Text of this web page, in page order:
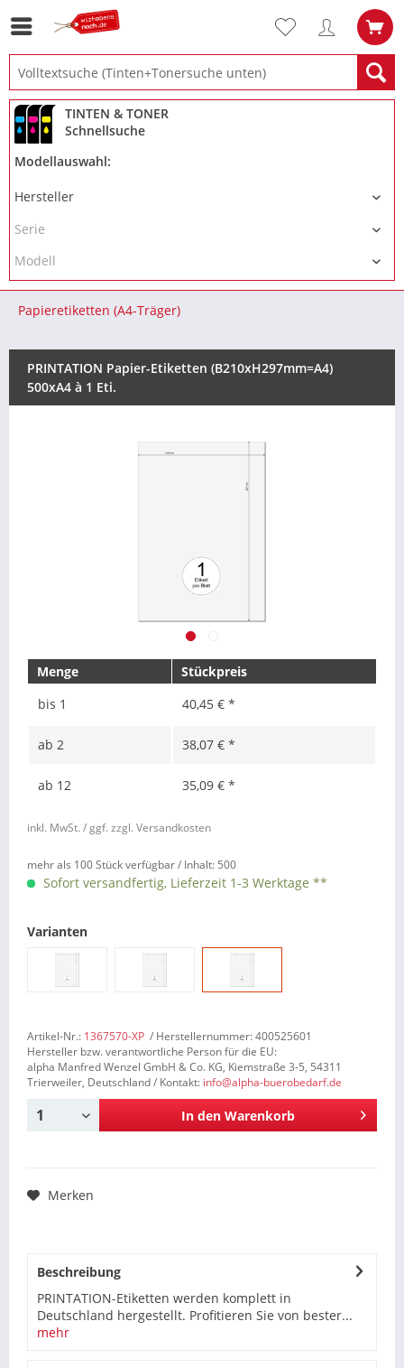
TINTEN & TONER
Schnellsuche
Modellauswahl:
Papieretiketten (A4-Träger)
PRINTATION Papier-Etiketten (B210xH297mm=A4)
500xA4 à 1 Eti.
Menge
Stückpreis
bis 1 40,45 € *
ab 2 38,07 € *
ab 12 35,09 € *
inkl. MwSt. / ggf. zzgl. Versandkosten
mehr als 100 Stück verfügbar / Inhalt: 500
Sofort versandfertig, Lieferzeit 1-3 Werktage **
Varianten
Artikel-Nr.: 1367570-XP / Herstellernummer: 400525601
Hersteller bzw. verantwortliche Person für die EU:
alpha Manfred Wenzel GmbH & Co. KG, Kiemstraße 3-5, 54311
Trierweiler, Deutschland / Kontakt: info@alpha-buerobedarf.de
In den Warenkorb
Merken
Beschreibung
PRINTATION-Etiketten werden komplett in
Deutschland hergestellt. Profitieren Sie von bester...
mehr